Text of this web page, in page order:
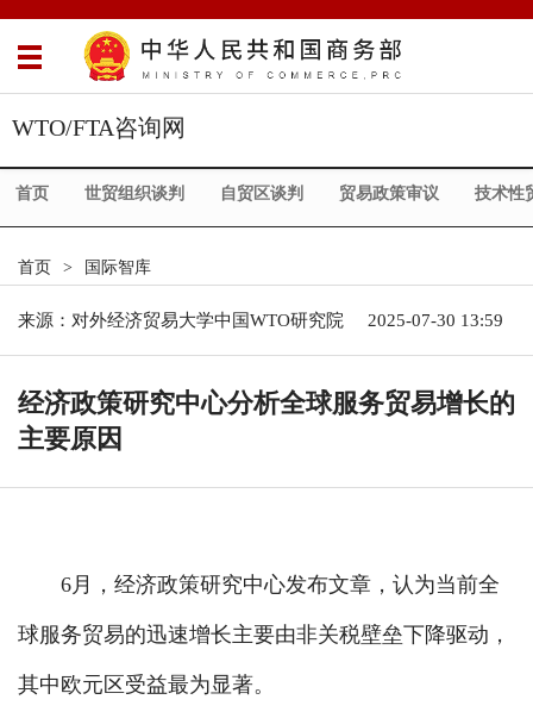
WTO/FTA咨询网
首页 世贸组织谈判 自贸区谈判 贸易政策审议 技术性
首页 > 国际智库
来源： 对外经济贸易大学中国WTO研究院 2025-07-30 13:59
经济政策研究中心分析全球服务贸易增长的
主要原因
6月，经济政策研究中心发布文章，认为当前全
球服务贸易的迅速增长主要由非关税壁垒下降驱动，
其中欧元区受益最为显著。